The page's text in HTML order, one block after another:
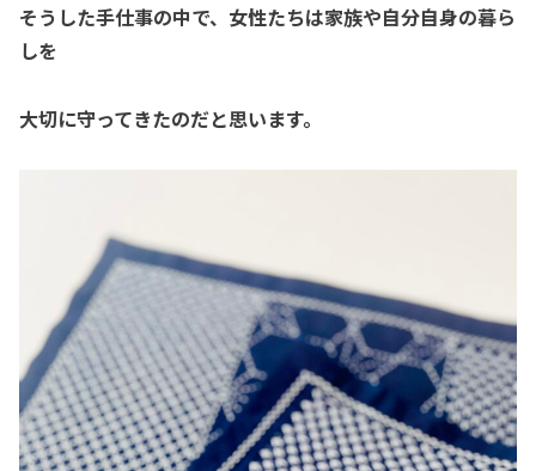
そうした手仕事の中で、 女性たちは家族や自分自身の暮ら
しを
大切に守ってきたのだと思います。